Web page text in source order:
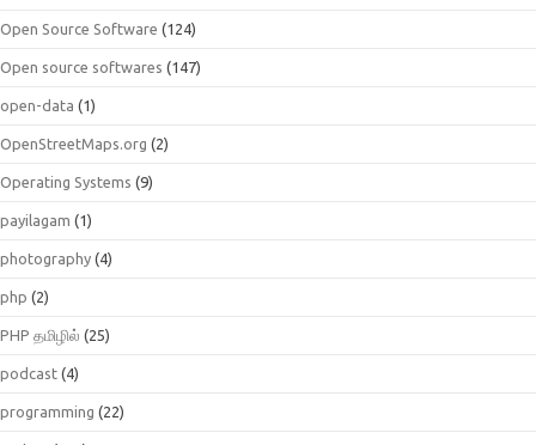
Open Source Software (124)
Open source softwares (147)
open-data (1)
OpenStreetMaps.org (2)
Operating Systems (9)
payilagam (1)
photography (4)
php (2)
PHP தமிழில் (25)
podcast (4)
programming (22)